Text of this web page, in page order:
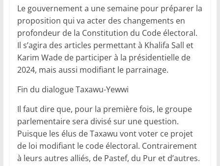
Le gouvernement a une semaine pour préparer la
proposition qui va acter des changements en
profondeur de la Constitution du Code électoral.
Il s’agira des articles permettant à Khalifa Sall et
Karim Wade de participer à la présidentielle de
2024, mais aussi modifiant le parrainage.
Fin du dialogue Taxawu-Yewwi
Il faut dire que, pour la première fois, le groupe
parlementaire sera divisé sur une question.
Puisque les élus de Taxawu vont voter ce projet
de loi modifiant le code électoral. Contrairement
à leurs autres alliés, de Pastef, du Pur et d’autres.